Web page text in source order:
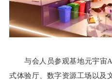
与会人员参观基地元宇宙
式体验厅、数字资源工场以及